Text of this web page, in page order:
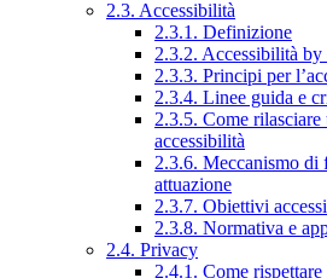
2.3. Accessibilità
2.3.1. Definizione
2.3.2. Accessibilità by
2.3.3. Principi per
2.3.4. Linee guida e
2.3.5. Come
accessibilità
2.3.6. Meccanismo di
attuazione
2.3.7. Obiettivi
2.3.8. Normativa e
2.4. Privacy
2.4.1. Come